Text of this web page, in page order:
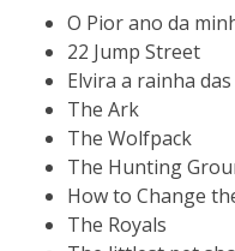
O Pior ano da
22 Jump Street
Elvira a rainha
The Ark
The Wolfpack
The Hunting
How to Change
The Royals